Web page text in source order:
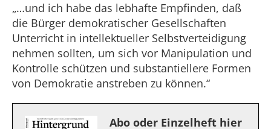
„…und ich habe das lebhafte Empfinden, daß
die Bürger demokratischer Gesellschaften
Unterricht in intellektueller Selbstverteidigung
nehmen sollten, um sich vor Manipulation und
Kontrolle schützen und substantiellere Formen
von Demokratie anstreben zu können.“
Abo oder Einzelheft hier